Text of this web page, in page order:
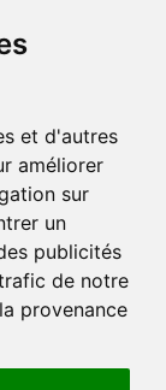
et d'autres
améliorer
sur
un
publicités
de notre
provenance
de la pharmacie
milliers de
le retrait
pratique,
de votre